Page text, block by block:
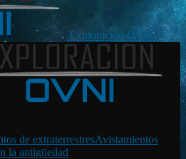
Exploración OVNI
de extraterrestresAvistamientos
la antigüedad